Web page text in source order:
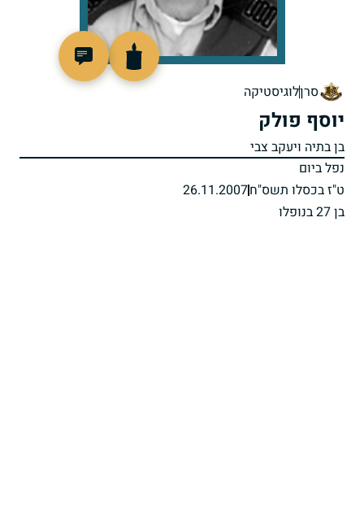
סרןלוגיסטיקה
יוסף פולק
בן בתיה ויעקב צבי
נפל ביום
ט"ז בכסלו תשס"ח26.11.2007
בן 27 בנופלו